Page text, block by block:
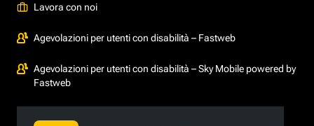
Lavora con noi
Agevolazioni per utenti con disabilità – Fastweb
Agevolazioni per utenti con disabilità – Sky Mobile powered by
Fastweb